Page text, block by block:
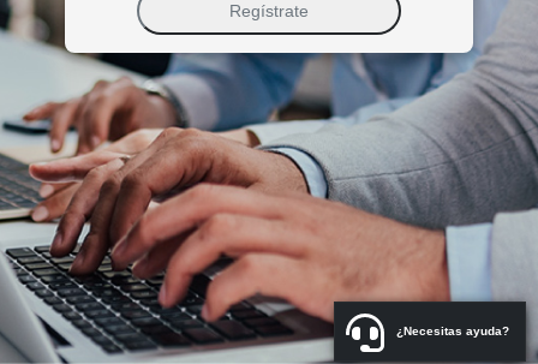
Regístrate
¿Necesitas ayuda?